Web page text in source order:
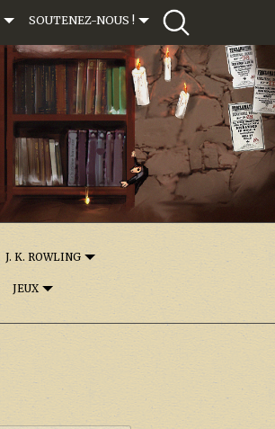
SOUTENEZ-NOUS !
J. K. ROWLING
JEUX